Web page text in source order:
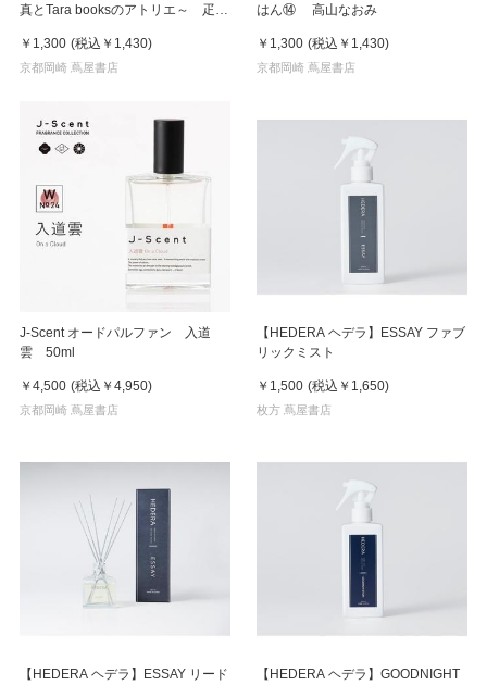
真とTara booksのアトリエ～ 疋田
￥1,300 (税込 ￥1,430)
京都岡崎 蔦屋書店
はん⑭ 高山なおみ
￥1,300 (税込 ￥1,430)
京都岡崎 蔦屋書店
J-Scent オードパルファン 入道
雲 50ml
￥4,500 (税込 ￥4,950)
京都岡崎 蔦屋書店
【HEDERA ヘデラ】ESSAY ファブ
リックミスト
￥1,500 (税込 ￥1,650)
枚方 蔦屋書店
【HEDERA ヘデラ】ESSAY リード
【HEDERA ヘデラ】GOODNIGHT